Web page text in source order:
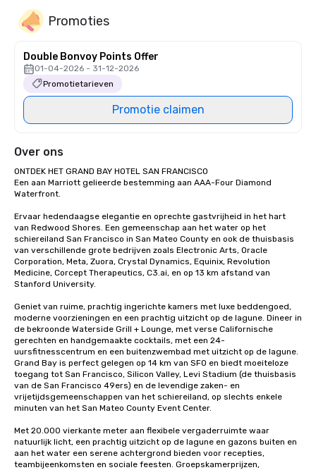
Promoties
Double Bonvoy Points Offer
01-04-2026 - 31-12-2026
Promotietarieven
Promotie claimen
Over ons
ONTDEK HET GRAND BAY HOTEL SAN FRANCISCO
Een aan Marriott gelieerde bestemming aan AAA-Four Diamond
Waterfront.
Ervaar hedendaagse elegantie en oprechte gastvrijheid in het hart
van Redwood Shores. Een gemeenschap aan het water op het
schiereiland San Francisco in San Mateo County en ook de thuisbasis
van verschillende grote bedrijven zoals Electronic Arts, Oracle
Corporation, Meta, Zuora, Crystal Dynamics, Equinix, Revolution
Medicine, Corcept Therapeutics, C3.ai, en op 13 km afstand van
Stanford University.
Geniet van ruime, prachtig ingerichte kamers met luxe beddengoed,
moderne voorzieningen en een prachtig uitzicht op de lagune. Dineer in
de bekroonde Waterside Grill + Lounge, met verse Californische
gerechten en handgemaakte cocktails, met een 24-
uursfitnesscentrum en een buitenzwembad met uitzicht op de lagune.
Grand Bay is perfect gelegen op 14 km van SFO en biedt moeiteloze
toegang tot San Francisco, Silicon Valley, Levi Stadium (de thuisbasis
van de San Francisco 49ers) en de levendige zaken- en
vrijetijdsgemeenschappen van het schiereiland, op slechts enkele
minuten van het San Mateo County Event Center.
Met 20.000 vierkante meter aan flexibele vergaderruimte waar
natuurlijk licht, een prachtig uitzicht op de lagune en gazons buiten en
aan het water een serene achtergrond bieden voor recepties,
teambijeenkomsten en sociale feesten. Groepskamerprijzen,